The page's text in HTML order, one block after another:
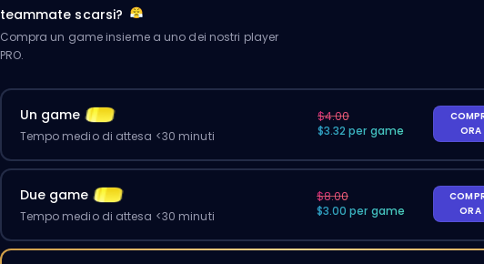
teammate scarsi?
Compra un game insieme a uno dei nostri player
PRO.
Un game
Tempo medio di attesa <30 minuti
$4.00
$3.32 per game
ORA
Due game
Tempo medio di attesa <30 minuti
$8.00
$3.00 per game
ORA